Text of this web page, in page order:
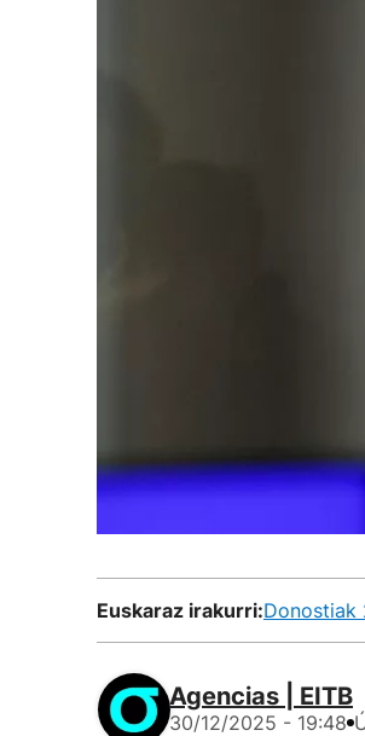
Euskaraz irakurri:Donostiak
Agencias | EITB
30/12/2025 - 19:48